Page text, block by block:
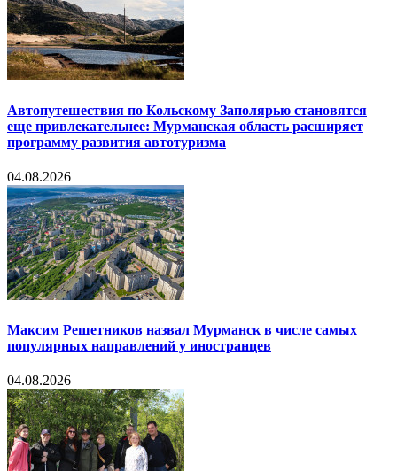
Автопутешествия по Кольскому Заполярью становятся
еще привлекательнее: Мурманская область расширяет
программу развития автотуризма
04.08.2026
Максим Решетников назвал Мурманск в числе самых
популярных направлений у иностранцев
04.08.2026